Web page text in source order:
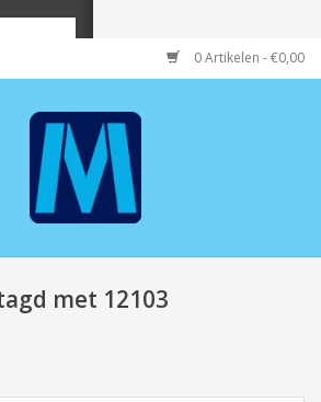
0 Artikelen - €0,00
met 12103